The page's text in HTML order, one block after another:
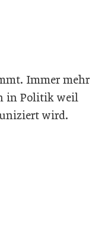
Immer mehr
in Politik weil
wird.